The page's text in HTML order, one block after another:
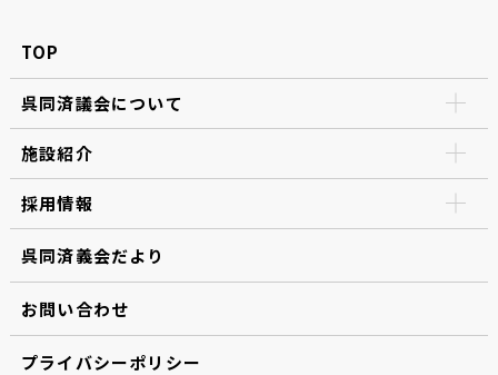
TOP
呉同済議会について
施設紹介
採用情報
呉同済義会だより
お問い合わせ
プライバシーポリシー